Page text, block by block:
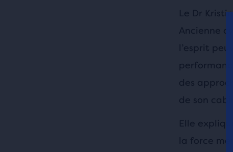
Le Dr
Ancienne
l’esprit
des
de son
Elle
la force